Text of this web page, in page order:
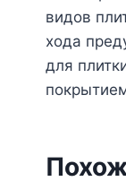
видов
хода
для